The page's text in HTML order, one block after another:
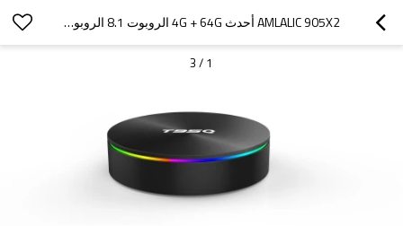
AMLALIC 905X2 أحدث 4G + 64G الروبوت 8.1 الروبوت صندوق التلفزيون الذكية مع بلوتوث 4.0 ، المزدوج مربع التلفزيون الروبوت المصنعين والموردين
1
/
3